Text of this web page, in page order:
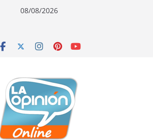
08/08/2026